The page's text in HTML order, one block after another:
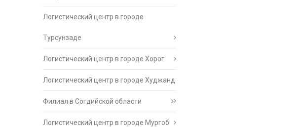
Логистический центр в городе
Турсунзаде
Логистический центр в городе Хорог
Логистический центр в городе Худжанд
Филиал в Согдийской области
Логистический центр в городе Мургоб